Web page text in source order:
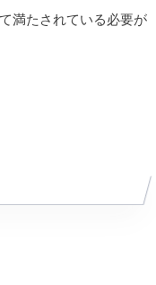
満たされている必要が